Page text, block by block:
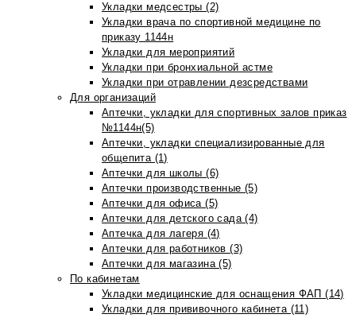
Укладки медсестры (2)
Укладки врача по спортивной медицине по
приказу 1144н
Укладки для мероприятий
Укладки при бронхиальной астме
Укладки при отравлении дезсредствами
Для организаций
Аптечки, укладки для спортивных залов приказ
№1144н(5)
Аптечки, укладки специализированные для
общепита (1)
Аптечки для школы (6)
Аптечки производственные (5)
Аптечки для офиса (5)
Аптечки для детского сада (4)
Аптечка для лагеря (4)
Аптечки для работников (3)
Аптечки для магазина (5)
По кабинетам
Укладки медицинские для оснащения ФАП (14)
Укладки для прививочного кабинета (11)